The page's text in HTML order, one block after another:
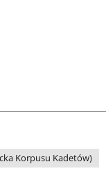
Korpusu Kadetów)